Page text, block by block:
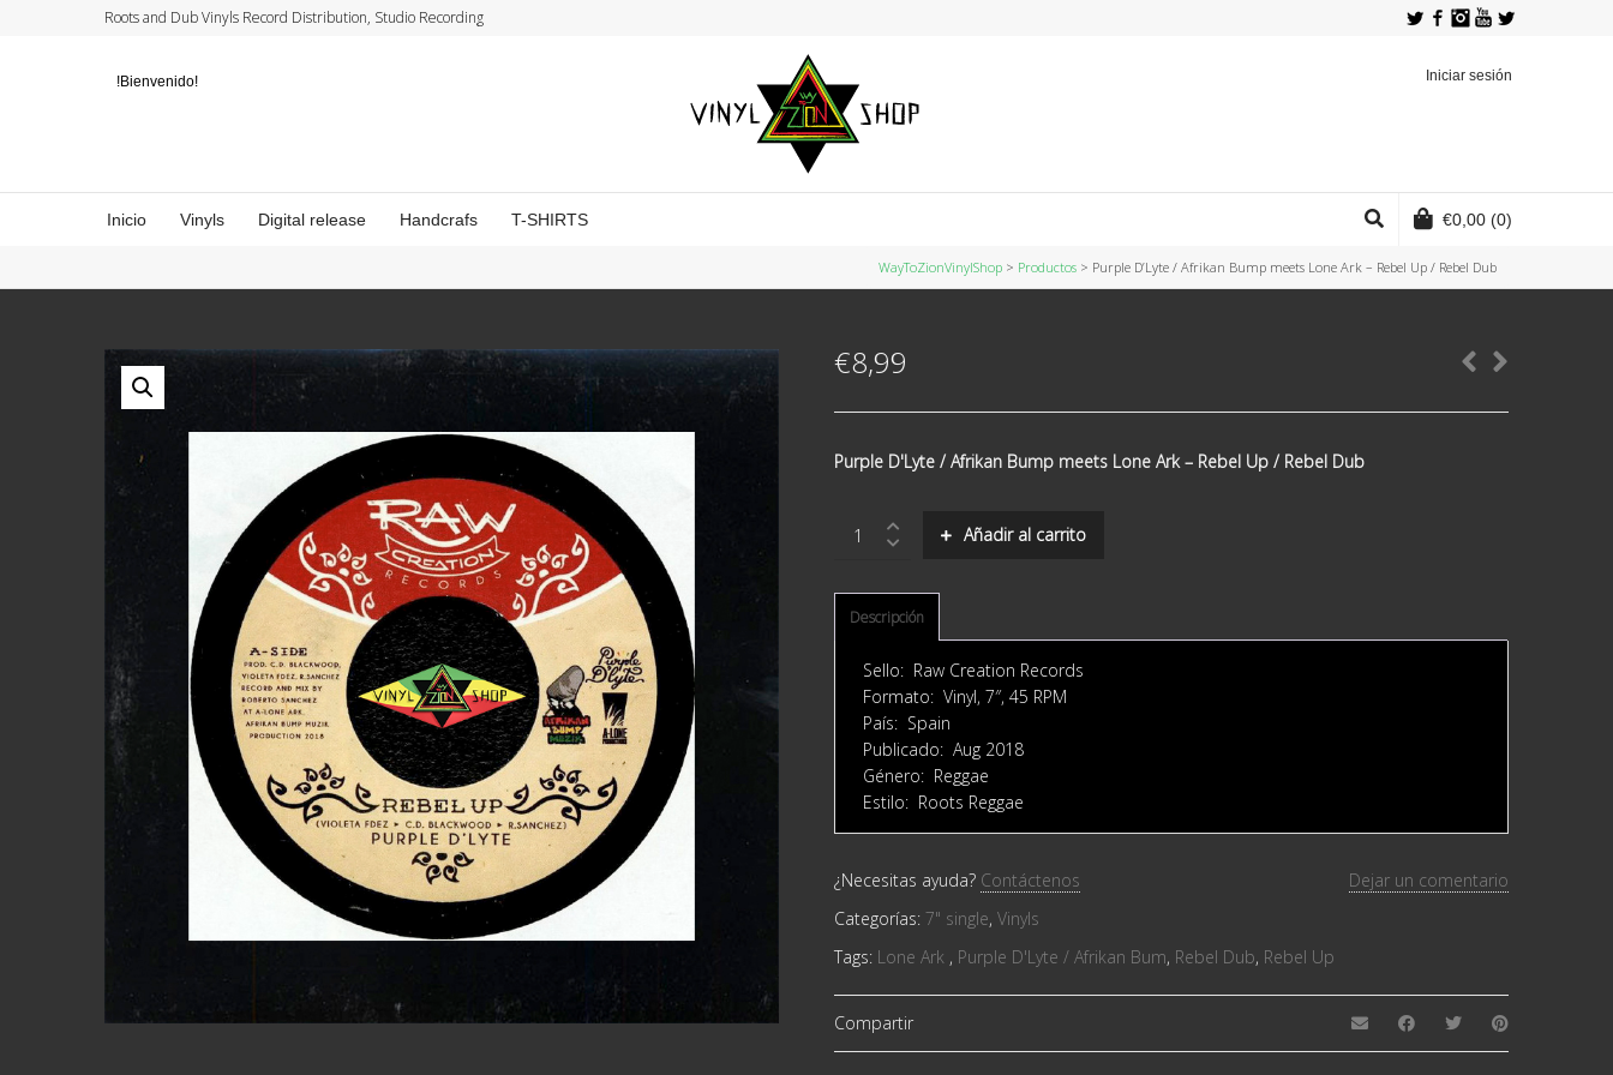
Roots and Dub Vinyls Record Distribution, Studio Recording YouTube
Instagram
Facebook
Twitter
!Bienvenido! Iniciar sesión
Inicio Vinyls Digital release Handcrafs T-SHIRTS €0,00 (0)
WayToZionVinylShop > Productos > Purple D’Lyte / Afrikan Bump meets Lone Ark ‎– Rebel Up / Rebel Dub
€8,99
Purple D'Lyte / Afrikan Bump meets Lone Ark ‎– Rebel Up / Rebel Dub
D'Lyte
Afrikan
Bump
Lone
Rebel
Rebel
Dub
Añadir al carrito
Descripción
Sello: Raw Creation Records ‎
Formato: Vinyl, 7″, 45 RPM
País: Spain
Publicado: Aug 2018
Género: Reggae
Estilo: Roots Reggae
¿Necesitas ayuda? Contáctenos
Dejar un comentario
Categorías:7" single,Vinyls
Tags: Lone Ark ‎ , Purple D'Lyte / Afrikan Bum, Rebel Dub, Rebel Up
Compartir